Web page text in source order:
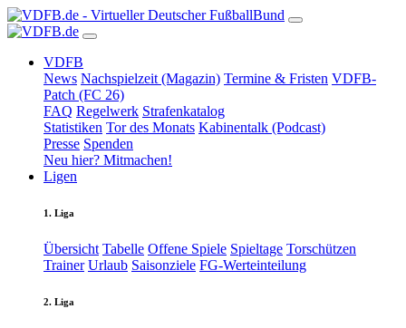
VDFB
News Nachspielzeit (Magazin) Termine & Fristen VDFB-
Patch (FC 26)
FAQ Regelwerk Strafenkatalog
Statistiken Tor des Monats Kabinentalk (Podcast)
Presse Spenden
Neu hier? Mitmachen!
Ligen
1. Liga
Übersicht Tabelle Offene Spiele Spieltage Torschützen
Trainer Urlaub Saisonziele FG-Werteinteilung
2. Liga